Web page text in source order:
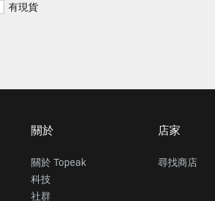
有現貨
關於
關於 Topeak
科技
社群
店家
尋找商店